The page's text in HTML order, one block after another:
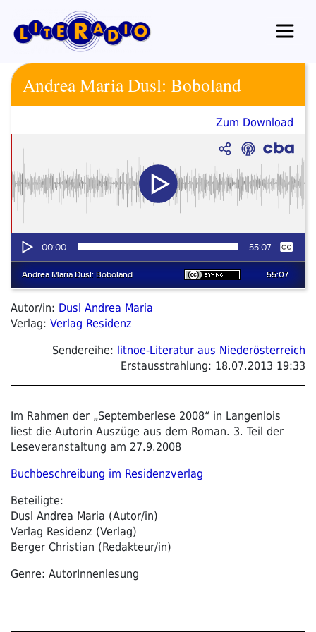
Inhalt
springen
Andrea Maria Dusl: Boboland
Zum Download
Autor/in: Dusl Andrea Maria
Verlag: Verlag Residenz
Sendereihe: litnoe-Literatur aus Niederösterreich
Erstausstrahlung: 18.07.2013 19:33
Im Rahmen der „Septemberlese 2008“ in Langenlois
liest die Autorin Auszüge aus dem Roman. 3. Teil der
Leseveranstaltung am 27.9.2008
Buchbeschreibung im Residenzverlag
Beteiligte:
Dusl Andrea Maria (Autor/in)
Verlag Residenz (Verlag)
Berger Christian (Redakteur/in)
Genre: AutorInnenlesung